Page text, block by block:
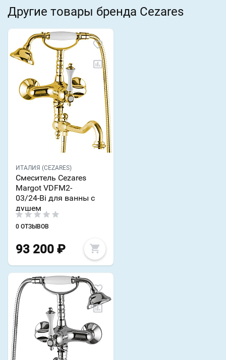
Другие товары бренда Cezares
ИТАЛИЯ (CEZARES)
Смеситель Cezares
Margot VDFM2-
03/24-Bi для ванны с
душем
0 ОТЗЫВОВ
93 200 ₽